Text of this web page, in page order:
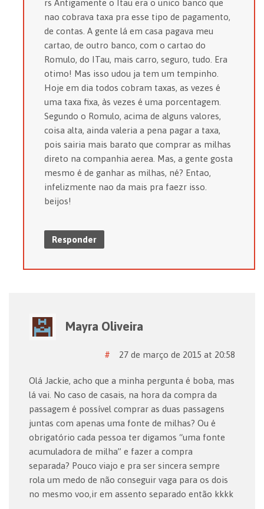
rs Antigamente o Itau era o unico banco que
nao cobrava taxa pra esse tipo de pagamento,
de contas. A gente lá em casa pagava meu
cartao, de outro banco, com o cartao do
Romulo, do ITau, mais carro, seguro, tudo. Era
otimo! Mas isso udou ja tem um tempinho.
Hoje em dia todos cobram taxas, as vezes é
uma taxa fixa, às vezes é uma porcentagem.
Segundo o Romulo, acima de alguns valores,
coisa alta, ainda valeria a pena pagar a taxa,
pois sairia mais barato que comprar as milhas
direto na companhia aerea. Mas, a gente gosta
mesmo é de ganhar as milhas, né? Entao,
infelizmente nao da mais pra faezr isso.
beijos!
Responder
Mayra Oliveira
27 de março de 2015 at 20:58
#
Olá Jackie, acho que a minha pergunta é boba, mas
lá vai. No caso de casais, na hora da compra da
passagem é possível comprar as duas passagens
juntas com apenas uma fonte de milhas? Ou é
obrigatório cada pessoa ter digamos “uma fonte
acumuladora de milha” e fazer a compra
separada? Pouco viajo e pra ser sincera sempre
rola um medo de não conseguir vaga para os dois
no mesmo voo,ir em assento separado então kkkk